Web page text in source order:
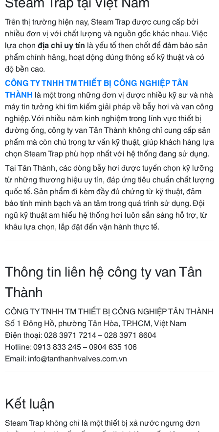
Trên thị trường hiện nay, Steam Trap được cung cấp bởi
nhiều đơn vị với chất lượng và nguồn gốc khác nhau. Việc
lựa chọn địa chỉ uy tín là yếu tố then chốt để đảm bảo sản
phẩm chính hãng, hoạt động đúng thông số kỹ thuật và có
độ bền cao.
CÔNG TY TNHH TM THIẾT BỊ CÔNG NGHIỆP TÂN
THÀNH là một trong những đơn vị được nhiều kỹ sư và nhà
máy tin tưởng khi tìm kiếm giải pháp về bẫy hơi và van công
nghiệp. Với nhiều năm kinh nghiệm trong lĩnh vực thiết bị
đường ống, công ty van Tân Thành không chỉ cung cấp sản
phẩm mà còn chú trọng tư vấn kỹ thuật, giúp khách hàng lựa
chọn Steam Trap phù hợp nhất với hệ thống đang sử dụng.
Tại Tân Thành, các dòng bẫy hơi được tuyển chọn kỹ lưỡng
từ những thương hiệu uy tín, đáp ứng tiêu chuẩn chất lượng
quốc tế. Sản phẩm đi kèm đầy đủ chứng từ kỹ thuật, đảm
bảo tính minh bạch và an tâm trong quá trình sử dụng. Đội
ngũ kỹ thuật am hiểu hệ thống hơi luôn sẵn sàng hỗ trợ, từ
khâu lựa chọn, lắp đặt đến vận hành thực tế.
Thông tin liên hệ công ty van Tân
Thành
CÔNG TY TNHH TM THIẾT BỊ CÔNG NGHIỆP TÂN THÀNH
Số 1 Đông Hồ, phường Tân Hòa, TP.HCM, Việt Nam
Điện thoại: 028 3971 7214 – 028 3971 8604
Hotline: 0913 833 245 – 0904 635 106
Email: info@tanthanhvalves.com.vn
Kết luận
Steam Trap không chỉ là một thiết bị xả nước ngưng đơn